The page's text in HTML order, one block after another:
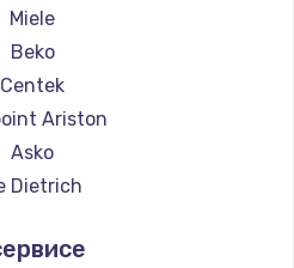
Grundig
ROCKET MOZZAFIATO
Vivitek
Thomson
Hisense
DELTA
Kyvol
Miele
Beko
Centek
Ariston
Asko
Dietrich
Ascaso